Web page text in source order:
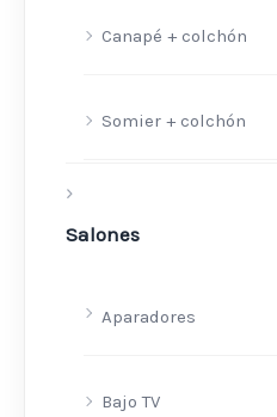
Canapé + colchón
Somier + colchón
Salones
Aparadores
Bajo TV